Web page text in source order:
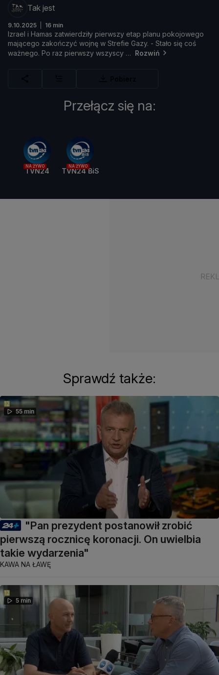
Tak jest
9.10.2025 16 min
Izrael i Hamas zatwierdziły pierwszy etap planu pokojowego
mającego zakończyć wojnę w Strefie Gazy. - Stało się coś
ważnego. Po raz pierwszy wszyscy Rozwiń
Przełącz się na:
NA ŻYWO
TVN24
NA ŻYWO
TVN24 BiS
Sprawdź także:
55 min
"Pan prezydent postanowił zrobić
pierwszą rocznicę koronacji. On uwielbia
takie wydarzenia"
KAWA NA ŁAWĘ
5 min